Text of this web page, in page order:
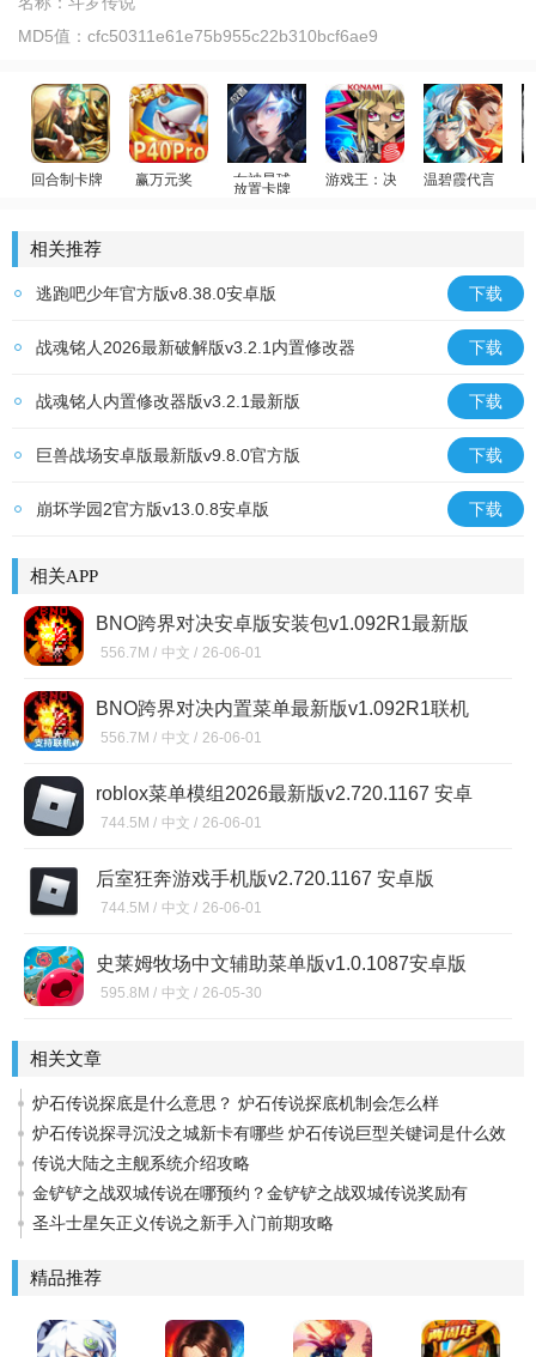
MD5值： cfc50311e61e75b955c22b310bcf6ae9
回合制卡牌
赢万元奖
放置卡牌
游戏王：决斗链接温碧霞代言
相关推荐
逃跑吧少年官方版v8.38.0安卓版 下载
战魂铭人2026最新破解版v3.2.1内置修改器 下载
战魂铭人内置修改器版v3.2.1最新版 下载
巨兽战场安卓版最新版v9.8.0官方版 下载
崩坏学园2官方版v13.0.8安卓版 下载
相关APP
BNO跨界对决安卓版安装包v1.092R1最新版
556.7M / 中文 / 26-06-01
BNO跨界对决内置菜单最新版v1.092R1联机
版
556.7M / 中文 / 26-06-01
roblox菜单模组2026最新版v2.720.1167 安卓
版
744.5M / 中文 / 26-06-01
后室狂奔游戏手机版v2.720.1167 安卓版
744.5M / 中文 / 26-06-01
史莱姆牧场中文辅助菜单版v1.0.1087安卓版
595.8M / 中文 / 26-05-30
相关文章
炉石传说探底是什么意思？ 炉石传说探底机制会怎么样
炉石传说探寻沉没之城新卡有哪些 炉石传说巨型关键词是什么效
果传说大陆之主舰系统介绍攻略
​金铲铲之战双城传说在哪预约？​金铲铲之战双城传说奖励有
圣斗士星矢正义传说之新手入门前期攻略
精品推荐